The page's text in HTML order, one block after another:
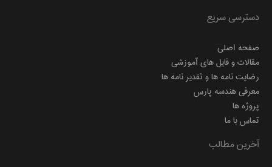
دسترسی سریع
صفحه اصلی
مقالات و فایل های آموزشی
رضایت نامه ها و تقدیر نامه ها
معرفی هندسه پارس
پروژه ها
تماس با ما
آخرین مطالب